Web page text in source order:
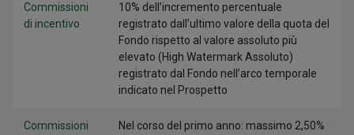
Commissioni
di incentivo
10% dell’incremento percentuale
registrato dall’ultimo valore della quota del
Fondo rispetto al valore assoluto più
elevato (High Watermark Assoluto)
registrato dal Fondo nell’arco temporale
indicato nel Prospetto
Commissioni
Nel corso del primo anno: massimo 2,50%